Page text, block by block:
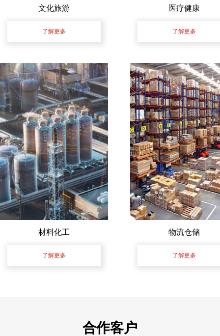
文化旅游
了解更多
医疗健康
了解更多
材料化工
了解更多
物流仓储
了解更多
合作客户